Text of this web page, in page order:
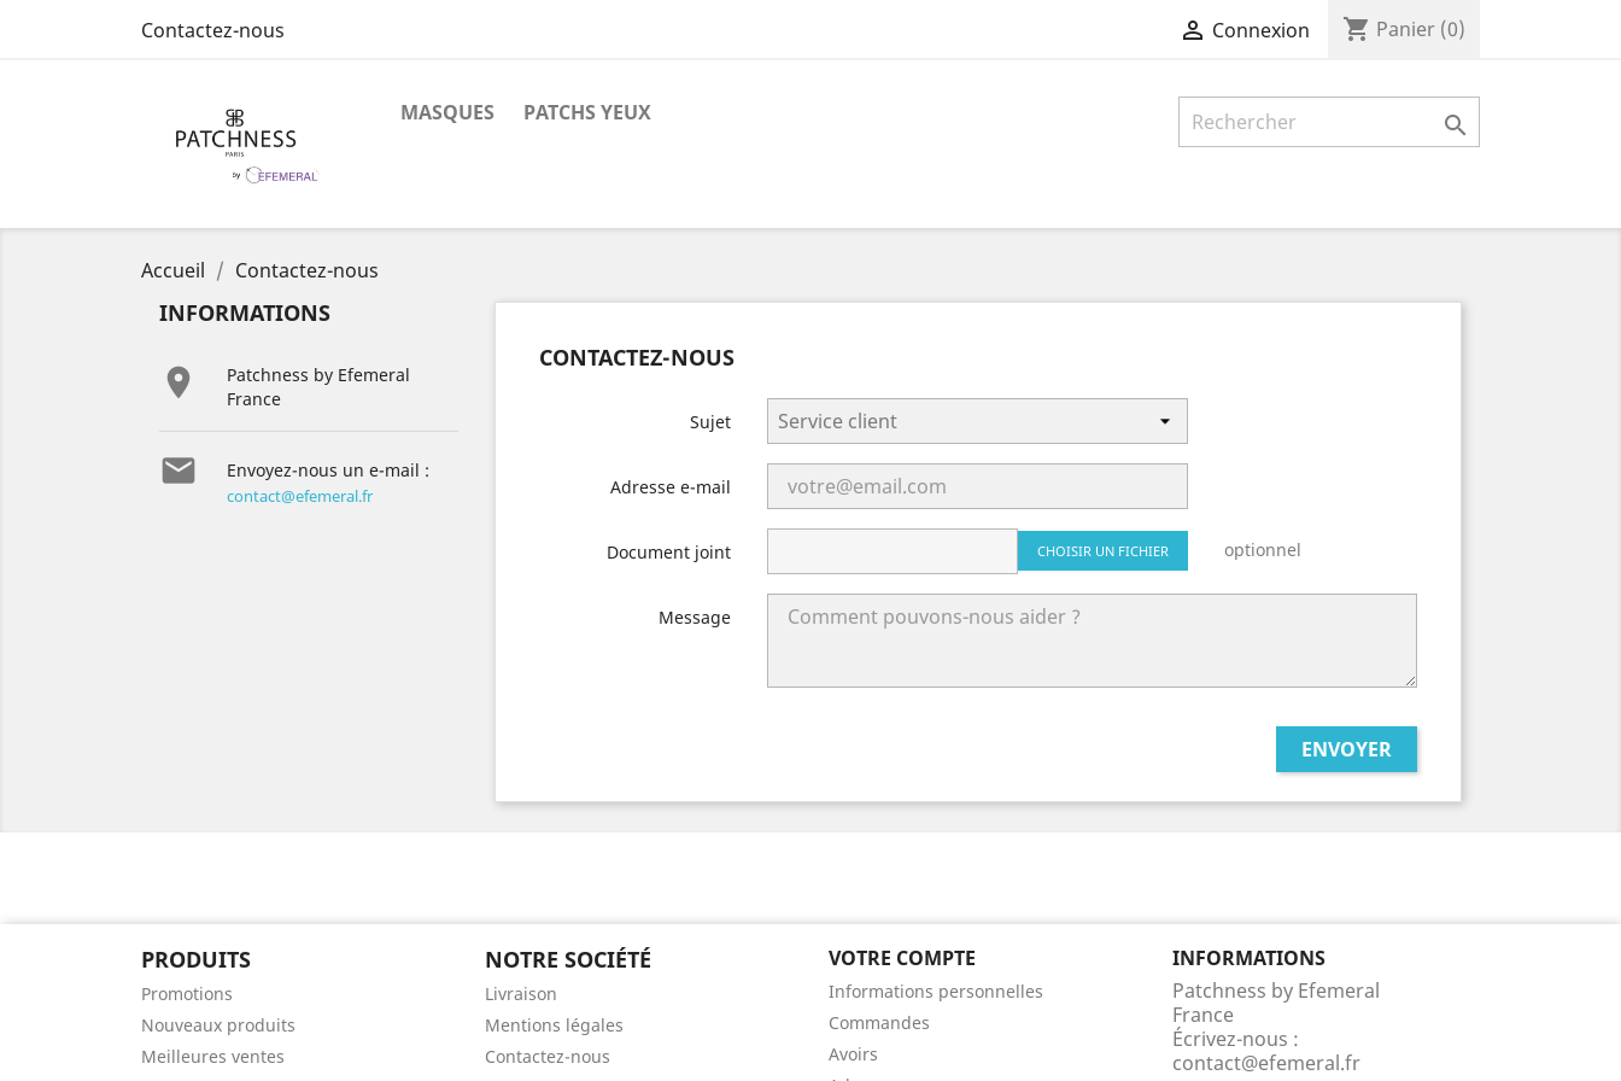
Contactez-nous  Connexion shopping_cart Panier (0)
MASQUES PATCHS YEUX 
Accueil Contactez-nous
INFORMATIONS

Patchness by Efemeral
France
 Envoyez-nous un e-mail :
contact@efemeral.fr
CONTACTEZ-NOUS
Sujet
Adresse e-mail
Document joint CHOISIR UN FICHIER optionnel
Message
PRODUITS
Promotions
Nouveaux produits
Meilleures ventes
NOTRE SOCIÉTÉ
Livraison
Mentions légales
Contactez-nous
VOTRE COMPTE
Informations personnelles
Commandes
Avoirs
INFORMATIONS
Patchness by Efemeral
France
Écrivez-nous :
contact@efemeral.fr